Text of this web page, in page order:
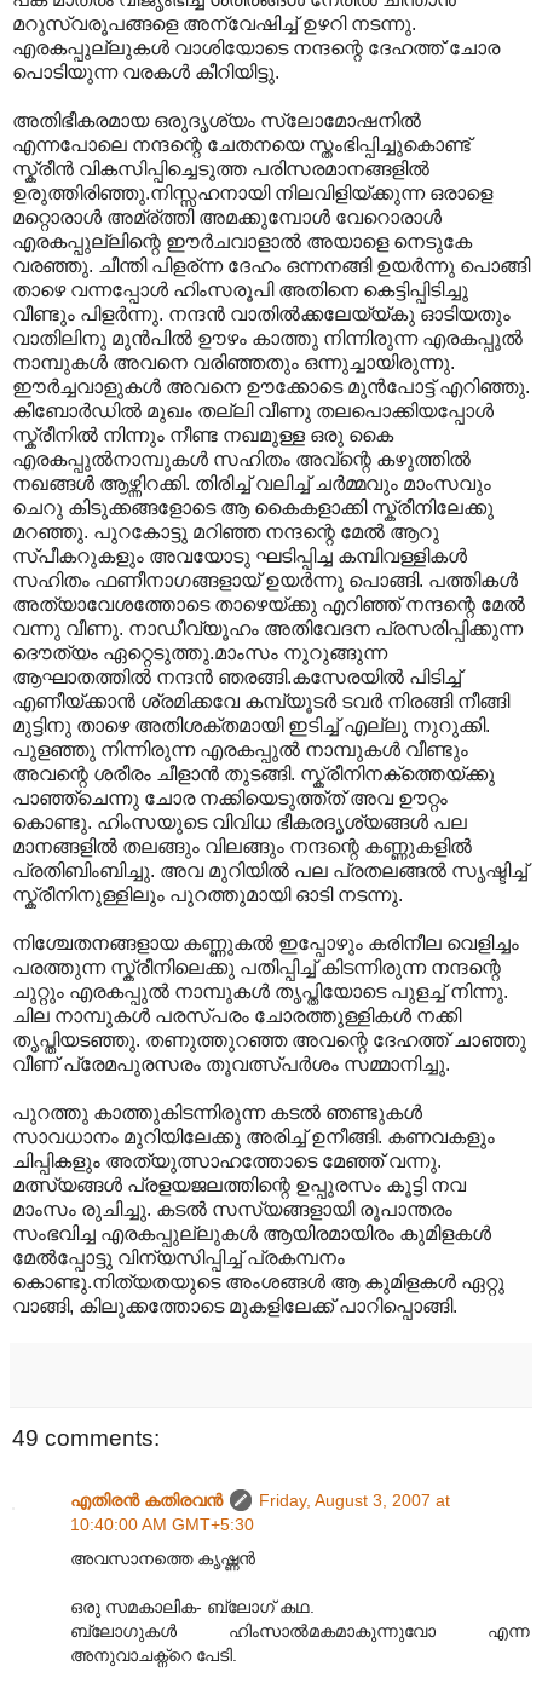
മറുസ്വരൂപങ്ങളെ അന്വേഷിച്ച് ഉഴറി നടന്നു.
എരകപ്പുല്ലുകള്‍ വാശിയോടെ നന്ദന്റെ ദേഹത്ത് ചോര
പൊടിയുന്ന വരകള്‍ കീറിയിട്ടു.
അതിഭീകരമായ ഒരുദൃശ്യം സ്ലോമോഷനില്‍
എന്നപോലെ നന്ദന്റെ ചേതനയെ സ്തംഭിപ്പിച്ചുകൊണ്ട്
സ്ക്രീന്‍ വികസിപ്പിച്ചെടുത്ത പരിസരമാനങ്ങളില്‍
ഉരുത്തിരിഞ്ഞു.നിസ്സഹനായി നിലവിളിയ്ക്കുന്ന ഒരാളെ
മറ്റൊരാള്‍ അമ്ര്ത്തി അമക്കുമ്പോള്‍ വേറൊരാള്‍
എരകപ്പുല്ലിന്റെ ഈര്‍ചവാളാല്‍ അയാളെ നെടുകേ
വരഞ്ഞു. ചീന്തി പിളര്ന്ന ദേഹം ഒന്നനങ്ങി ഉയര്‍ന്നു പൊങ്ങി
താഴെ വന്നപ്പോള്‍ ഹിംസരൂപി അതിനെ കെട്ടിപ്പിടിച്ചു
വീണ്ടും പിളര്‍ന്നു. നന്ദന്‍ വാതില്‍ക്കലേയ്യ്കു ഓടിയതും
വാതിലിനു മുന്‍പില്‍ ഊഴം കാത്തു നിന്നിരുന്ന എരകപ്പുല്‍
നാമ്പുകള്‍ അവനെ വരിഞ്ഞതും ഒന്നുച്ചായിരുന്നു.
ഈര്‍ച്ചവാളുകള്‍ അവനെ ഊക്കോടെ മുന്‍പോട്ട് എറിഞ്ഞു.
കീബോര്‍ഡില്‍ മുഖം തല്ലി വീണു തലപൊക്കിയപ്പോള്‍
സ്ക്രീനില്‍ നിന്നും നീണ്ട നഖമുള്ള ഒരു കൈ
എരകപ്പുല്‍നാമ്പുകള്‍ സഹിതം അവ്ന്റെ കഴുത്തില്‍
നഖങ്ങള്‍ ആഴ്ന്നിറക്കി. തിരിച്ച് വലിച്ച് ചര്‍മ്മവും മാംസവും
ചെറു കിടുക്കങ്ങളോടെ ആ കൈകളാക്കി സ്ക്രീനിലേക്കു
മറഞ്ഞു. പുറകോട്ടു മറിഞ്ഞ നന്ദന്റെ മേല്‍ ആറു
സ്പീകറുകളും അവയോടു ഘടിപ്പിച്ച കമ്പിവള്ളികള്‍‍
സഹിതം ഫണീനാഗങ്ങളായ് ഉയര്‍ന്നു പൊങ്ങി. പത്തികള്‍‍
അത്യാവേശത്തോടെ താഴെയ്ക്കു എറിഞ്ഞ് നന്ദന്റെ മേല്‍
വന്നു വീണു. നാഡീവ്യൂഹം അതിവേദന പ്രസരിപ്പിക്കുന്ന
ദൌത്യം ഏറ്റെടുത്തു.മാംസം നുറുങ്ങുന്ന
ആഘാതത്തില്‍ നന്ദന്‍ ഞരങ്ങി.കസേരയില്‍ പിടിച്ച്
എണീയ്ക്കാന്‍ ശ്രമിക്കവേ കമ്പ്യൂടര്‍ ടവര്‍ നിരങ്ങി നീങ്ങി
മുട്ടിനു താഴെ അതിശക്തമായി ഇടിച്ച് എല്ലു നുറുക്കി.
പുളഞ്ഞു നിന്നിരുന്ന എരകപ്പുല്‍ നാമ്പുകള്‍ വീണ്ടും
അവന്റെ ശരീരം ചീളാന്‍ തുടങ്ങി. സ്ക്രീനിനക്ത്തെയ്ക്കു
പാഞ്ഞ്ചെന്നു ചോര നക്കിയെടുത്ത്ത് അവ ഊറ്റം
കൊണ്ടു. ഹിംസയുടെ വിവിധ ഭീകരദൃശ്യങ്ങള്‍ പല
മാനങ്ങളില്‍ തലങ്ങും വിലങ്ങും നന്ദന്റെ കണ്ണുകളില്‍
പ്രതിബിംബിച്ചു. അവ മുറിയില്‍ പല പ്രതലങ്ങല്‍ സൃഷ്ടിച്ച്
സ്ക്രീനിനുള്ളിലും പുറത്തുമായി ഓടി നടന്നു.
നിശ്ചേതനങ്ങളായ കണ്ണുകല്‍ ഇപ്പോഴും കരിനീല വെളിച്ചം
പരത്തുന്ന സ്ക്രീനിലെക്കു പതിപ്പിച്ച് കിടന്നിരുന്ന നന്ദന്റെ
ചുറ്റും എരകപ്പുല്‍ നാമ്പുകള്‍ തൃപ്തിയോടെ പുളച്ച് നിന്നു.
ചില നാമ്പുകള്‍ പരസ്പരം ചോരത്തുള്ളികള്‍ നക്കി
തൃപ്തിയടഞ്ഞു. തണുത്തുറഞ്ഞ അവന്റെ ദേഹത്ത് ചാഞ്ഞു
വീണ് പ്രേമപുരസരം തൂവത്സ്പര്‍ശം സമ്മാനിച്ചു.
പുറത്തു കാത്തുകിടന്നിരുന്ന കടല്‍ ഞണ്ടുകള്‍
സാവധാനം മുറിയിലേക്കു അരിച്ച് ഉനീങ്ങി. കണവകളും
ചിപ്പികളും അത്യുത്സാഹത്തോടെ മേഞ്ഞ് വന്നു.
മത്സ്യങ്ങള്‍ പ്രളയജലത്തിന്റെ ഉപ്പുരസം കൂട്ടി നവ
മാംസം രുചിച്ചു. കടല്‍ സസ്യങ്ങളായി രൂപാന്തരം
സംഭവിച്ച എരകപ്പുല്ലുകള്‍ ആയിരമായിരം കുമിളകള്‍‍
മേല്‍പ്പോട്ടു വിന്യസിപ്പിച്ച് പ്രകമ്പനം
കൊണ്ടു.നിത്യതയുടെ അംശങ്ങള്‍ ആ കുമിളകള്‍‍ ഏറ്റു
വാങ്ങി, കിലുക്കത്തോടെ മുകളിലേക്ക് പാറിപ്പൊങ്ങി.
49 comments:
എതിരന്‍ കതിരവന്‍
Friday, August 3, 2007 at
10:40:00 AM GMT+5:30
അവസാനത്തെ കൃഷ്ണന്‍
ഒരു സമകാലിക- ബ്ലോഗ് കഥ.
ബ്ലോഗുകള്‍ ഹിംസാല്‍മകമാകുന്നുവോ എന്ന
അനുവാചക്ന്റെ പേടി.